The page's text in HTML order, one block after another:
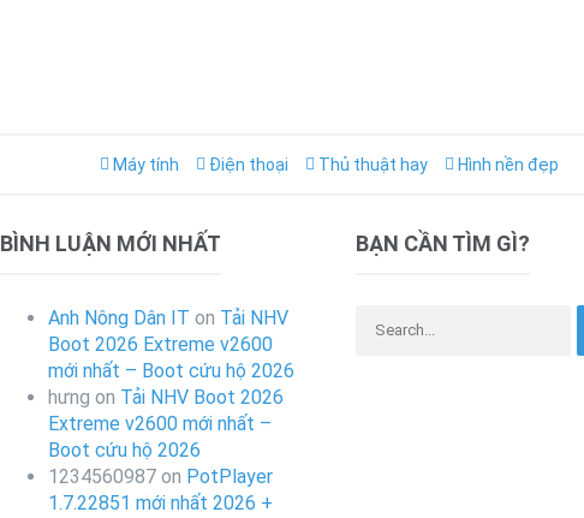
Máy tính Điện thoại Thủ thuật hay Hình nền đẹp
BÌNH LUẬN MỚI NHẤT
Anh Nông Dân IT on Tải NHV
Boot 2026 Extreme v2600
mới nhất – Boot cứu hộ 2026
hưng on Tải NHV Boot 2026
Extreme v2600 mới nhất –
Boot cứu hộ 2026
1234560987on PotPlayer
1.7.22851 mới nhất 2026 +
BẠN CẦN TÌM GÌ?